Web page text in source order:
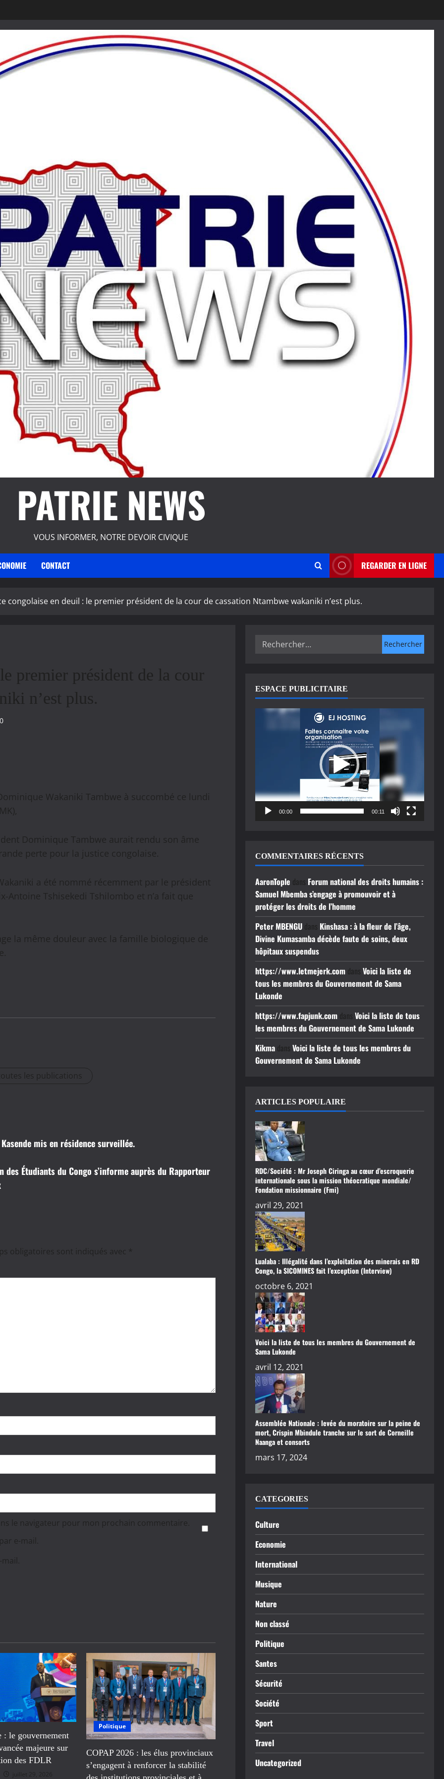
PATRIE NEWS
VOUS INFORMER, NOTRE DEVOIR CIVIQUE
CONTACT REGARDER EN LIGNE
congolaise en deuil : le premier président de la cour de cassation Ntambwe wakaniki n’est plus.
premier président de la cour
n’est plus.
0
Wakaniki Tambwe à succombé ce lundi
Dominique Tambwe aurait rendu son âme
perte pour la justice congolaise.
a été nommé récemment par le président
Antoine Tshisekedi Tshilombo et n’a fait que
la même douleur avec la famille biologique de
les publications
mis en résidence surveillée.
Étudiants du Congo s’informe auprès du Rapporteur
obligatoires sont indiqués avec *
le navigateur pour mon prochain commentaire.
e-mail.
: le gouvernement
majeure sur
des FDLR
juillet 29, 2026
Politique
COPAP 2026 : les élus provinciaux
s’engagent à renforcer la stabilité
Rechercher :
ESPACE PUBLICITAIRE
Lecteur
00:00 00:11
COMMENTAIRES RÉCENTS
AaronTople dans Forum national des droits humains :
Samuel Mbemba s’engage à promouvoir et à
protéger les droits de l’homme
Peter MBENGUdans Kinshasa : à la fleur de l’âge,
Divine Kumasamba décède faute de soins, deux
hôpitaux suspendus
https://www.letmejerk.comdans Voici la liste de
tous les membres du Gouvernement de Sama
Lukonde
https://www.fapjunk.comdans Voici la liste de tous
les membres du Gouvernement de Sama Lukonde
Kikmadans Voici la liste de tous les membres du
Gouvernement de Sama Lukonde
ARTICLES POPULAIRE
RDC/Société : Mr Joseph Ciringa au cœur d’escroquerie
internationale sous la mission théocratique mondiale/
Fondation missionnaire (Fmi)
avril 29, 2021
Lualaba : Illégalité dans l’exploitation des minerais en RD
Congo, la SICOMINES fait l’exception (Interview)
octobre 6, 2021
Voici la liste de tous les membres du Gouvernement de
Sama Lukonde
avril 12, 2021
Assemblée Nationale : levée du moratoire sur la peine de
mort, Crispin Mbindule tranche sur le sort de Corneille
Naanga et consorts
mars 17, 2024
CATEGORIES
Culture
Economie
International
Musique
Nature
Non classé
Politique
Santes
Sécurité
Société
Sport
Travel
Uncategorized